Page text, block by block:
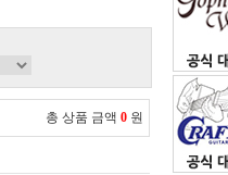
총 상품 금액 0 원